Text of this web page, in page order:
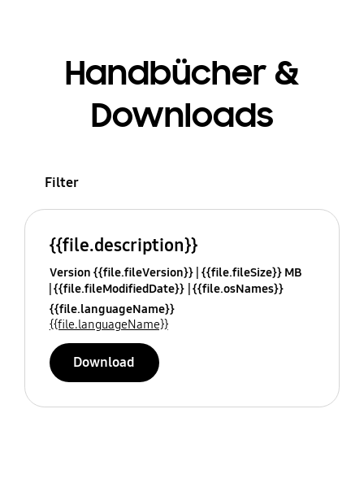
Handbücher &
Downloads
Filter
{{file.description}}
Version {{file.fileVersion}} {{file.fileSize}} MB
{{file.fileModifiedDate}} {{file.osNames}}
{{file.languageName}}
{{file.languageName}}
Download